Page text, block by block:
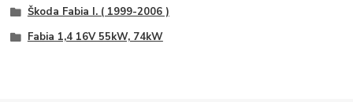
Škoda Fabia I. ( 1999-2006 )
Fabia 1,4 16V 55kW, 74kW